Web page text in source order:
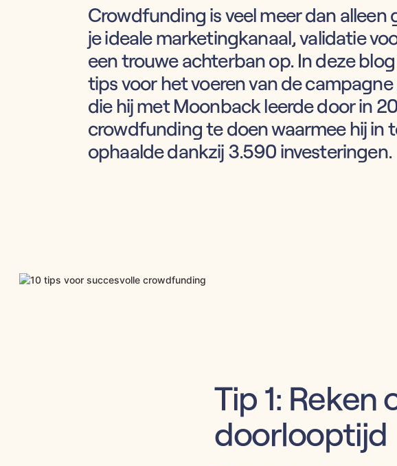
Crowdfunding is veel meer dan alleen
je ideale marketingkanaal, validatie
een trouwe achterban op. In deze
tips voor het voeren van de campagne
die hij met Moonback leerde door in
crowdfunding te doen waarmee hij in
ophaalde dankzij 3.590 investeringen.
Tip 1:
doorlooptijd